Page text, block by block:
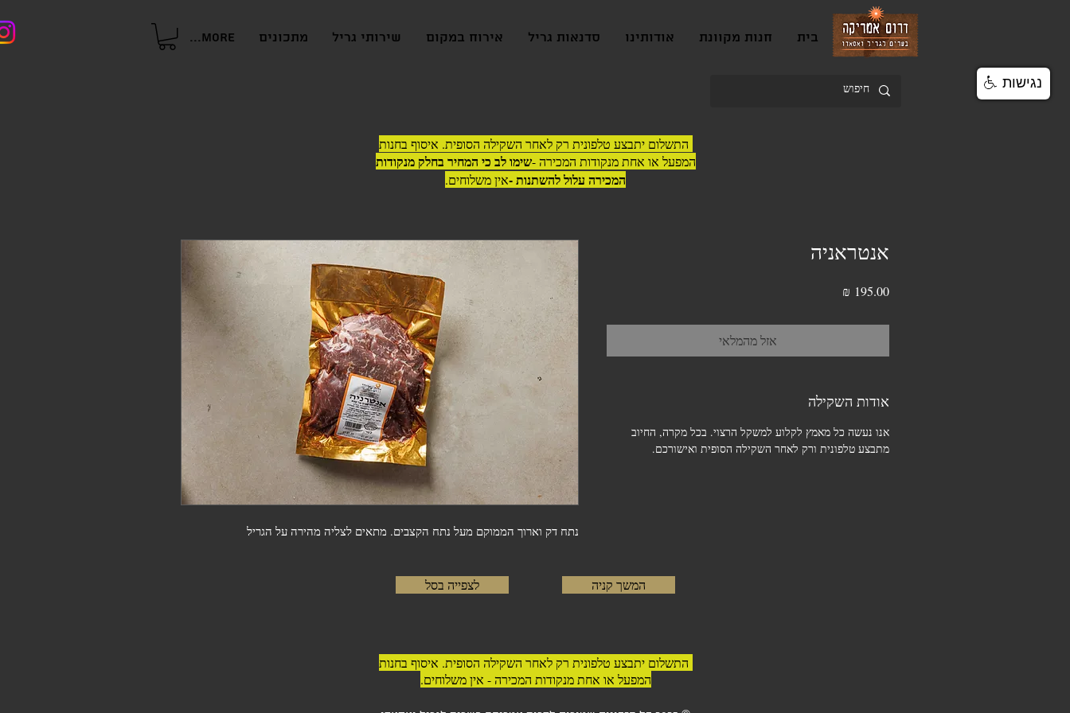
בית חנות מקוונת אודותינו סדנאות גריל אירוח במקום שירותי גריל מתכונים More...
התשלום יתבצע טלפונית רק לאחר השקילה הסופית. איסוף בחנות
המפעל או אחת מנקודות המכירה -שימו לב כי המחיר בחלק מנקודות
המכירה עלול להשתנות -אין משלוחים.
נתח דק וארוך הממוקם מעל נתח הקצבים. מתאים לצליה מהירה על הגריל
אנטראניה
אזל מהמלאי
אודות השקילה
אנו נעשה כל מאמץ לקלוע למשקל הרצוי. בכל מקרה, החיוב
מתבצע טלפונית ורק לאחר השקילה הסופית ואישורכם.
לצפייה בסל המשך קניה
התשלום יתבצע טלפונית רק לאחר השקילה הסופית. איסוף בחנות
המפעל או אחת מנקודות המכירה - אין משלוחים.
נגישות